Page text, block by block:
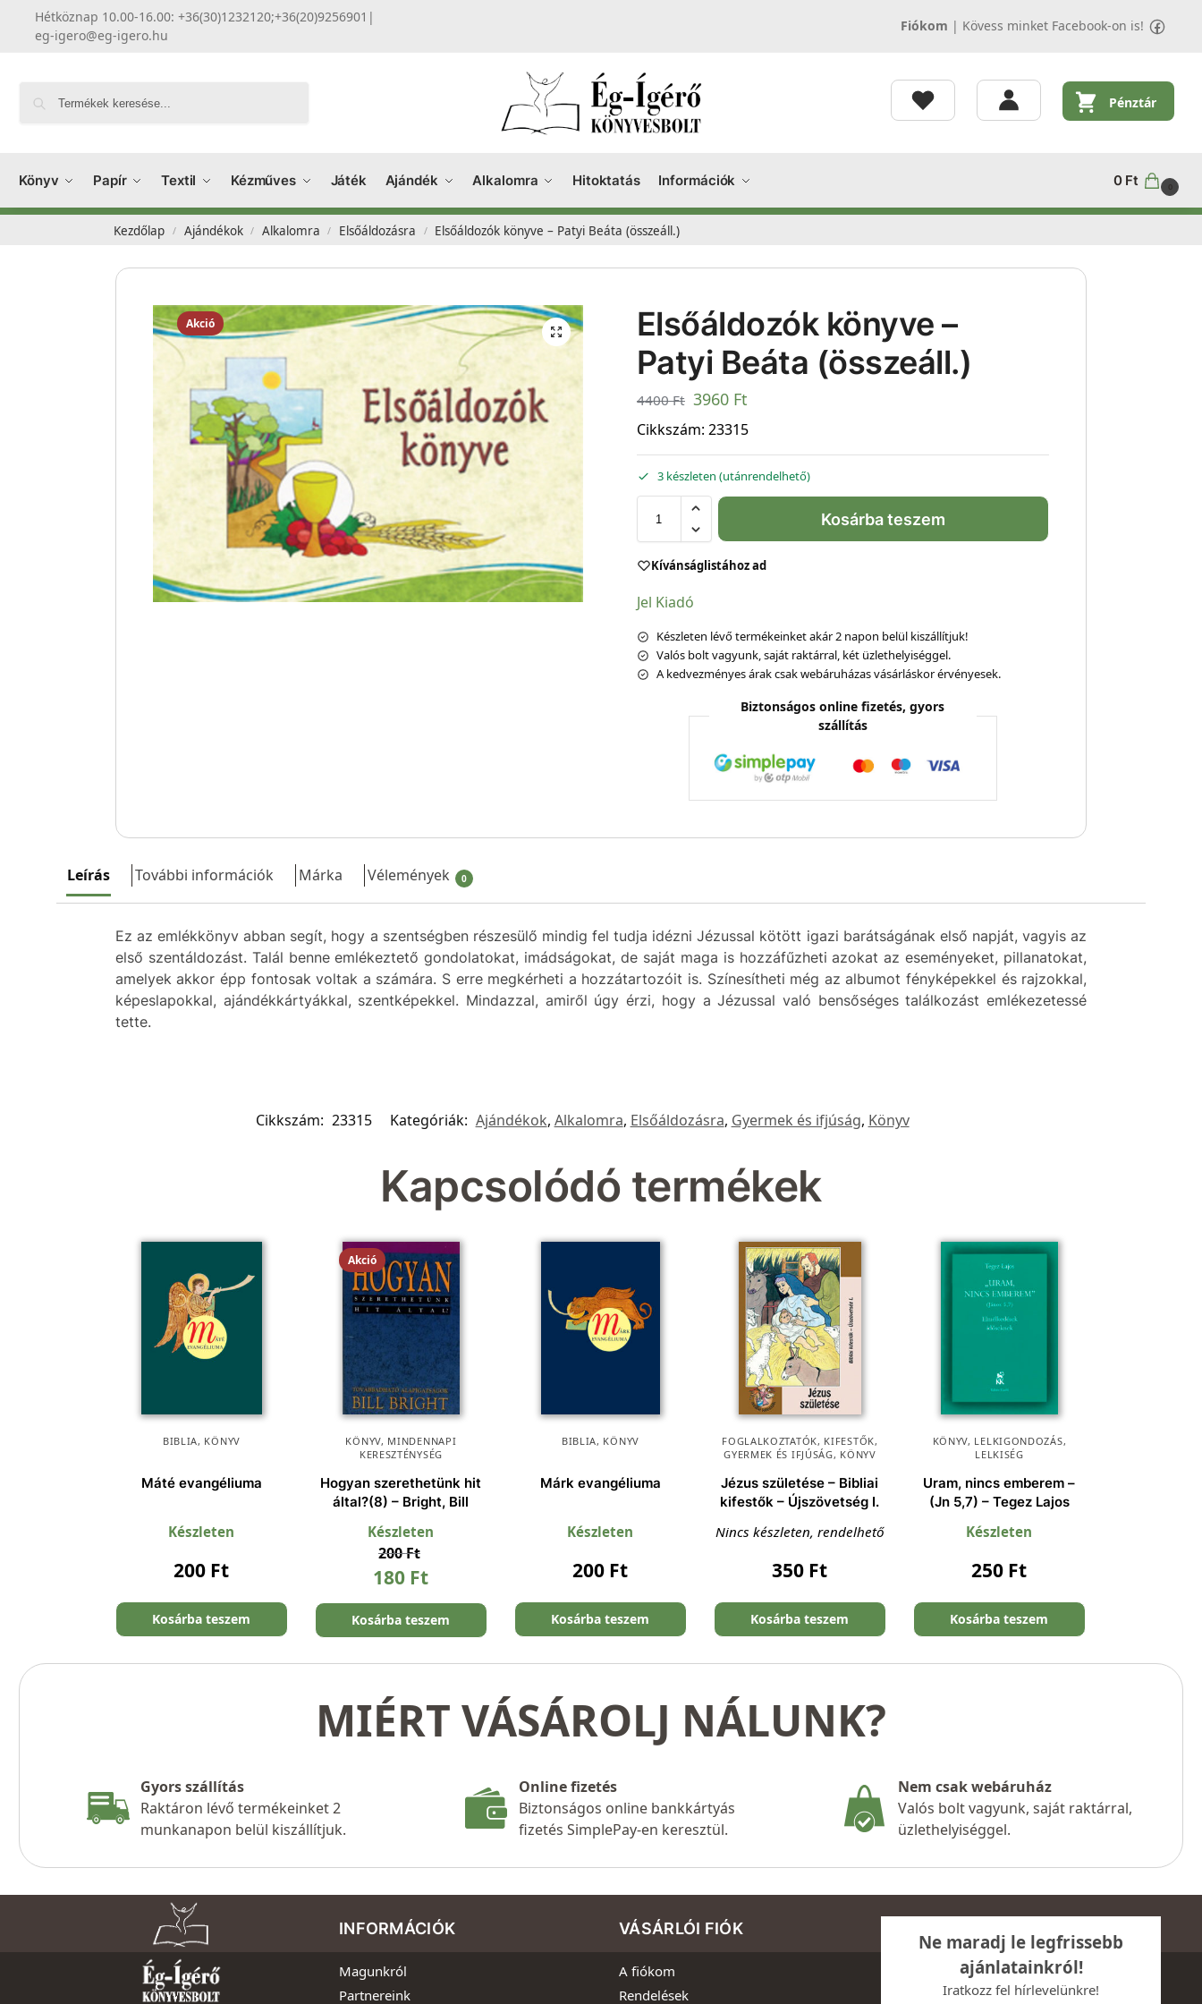
Hétköznap 10.00-16.00: +36(30)1232120;+36(20)9256901 |
eg-igero@eg-igero.hu
Fiókom | Kövess minket Facebook-on is!
Pénztár
Könyv Papír Textil Kézműves Játék Ajándék Alkalomra Hitoktatás Információk 0 Ft 0
Kezdőlap / Ajándékok / Alkalomra / Elsőáldozásra / Elsőáldozók könyve – Patyi Beáta (összeáll.)
Akció
Elsőáldozók könyve –
Patyi Beáta (összeáll.)
4400Ft 3960 Ft
Cikkszám: 23315
3 készleten (utánrendelhető)
Kosárba teszem
Kívánságlistához ad
Jel Kiadó
Készleten lévő termékeinket akár 2 napon belül kiszállítjuk!
Valós bolt vagyunk, saját raktárral, két üzlethelyiséggel.
A kedvezményes árak csak webáruházas vásárláskor érvényesek.
Biztonságos online fizetés, gyors
szállítás
Leírás További információk Márka Vélemények 0
Ez az emlékkönyv abban segít, hogy a szentségben részesülő mindig fel tudja idézni Jézussal kötött igazi barátságának első napját, vagyis az
első szentáldozást. Talál benne emlékeztető gondolatokat, imádságokat, de saját maga is hozzáfűzheti azokat az eseményeket, pillanatokat,
amelyek akkor épp fontosak voltak a számára. S erre megkérheti a hozzátartozóit is. Színesítheti még az albumot fényképekkel és rajzokkal,
képeslapokkal, ajándékkártyákkal, szentképekkel. Mindazzal, amiről úgy érzi, hogy a Jézussal való bensőséges találkozást emlékezetessé
tette.
Cikkszám: 23315 Kategóriák: Ajándékok, Alkalomra, Elsőáldozásra, Gyermek és ifjúság, Könyv
Kapcsolódó termékek
BIBLIA, KÖNYV
Máté evangéliuma
Készleten
200 Ft
Kosárba teszem
Akció
KÖNYV, MINDENNAPI
KERESZTÉNYSÉG
Hogyan szerethetünk hit
által?(8) – Bright, Bill
Készleten
200Ft
180 Ft
Kosárba teszem
BIBLIA, KÖNYV
Márk evangéliuma
Készleten
200 Ft
Kosárba teszem
FOGLALKOZTATÓK, KIFESTŐK,
GYERMEK ÉS IFJÚSÁG, KÖNYV
Jézus születése – Bibliai
kifestők – Újszövetség I.
Nincs készleten, rendelhető
350 Ft
Kosárba teszem
KÖNYV, LELKIGONDOZÁS,
LELKISÉG
Uram, nincs emberem –
(Jn 5,7) – Tegez Lajos
Készleten
250 Ft
Kosárba teszem
MIÉRT VÁSÁROLJ NÁLUNK?
Gyors szállítás
Raktáron lévő termékeinket 2
munkanapon belül kiszállítjuk.
Online fizetés
Biztonságos online bankkártyás
fizetés SimplePay-en keresztül.
Nem csak webáruház
Valós bolt vagyunk, saját raktárral,
üzlethelyiséggel.
INFORMÁCIÓK
Magunkról
Partnereink
VÁSÁRLÓI FIÓK
A fiókom
Rendelések
Ne maradj le legfrissebb
ajánlatainkról!
Iratkozz fel hírlevelünkre!